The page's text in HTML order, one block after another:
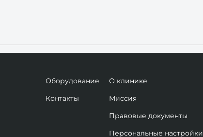
Оборудование
Контакты
О клинике
Миссия
Правовые документы
Персональные настройки